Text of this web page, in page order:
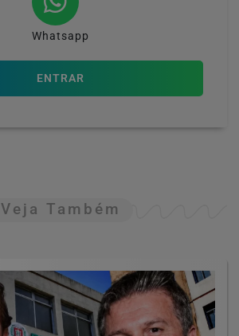
Whatsapp
ENTRAR
Veja Também